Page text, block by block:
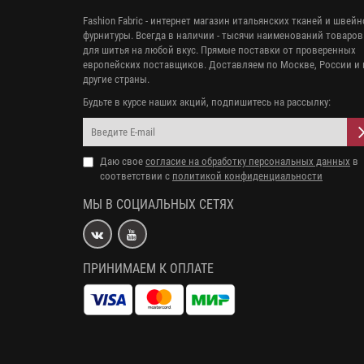
Fashion Fabric - интернет магазин итальянских тканей и
фурнитуры. Всегда в наличии - тысячи наименований товаров
для шитья на любой вкус. Прямые поставки от проверенных
европейских поставщиков. Доставляем по Москве, России и
другие страны.
Будьте в курсе наших акций, подпишитесь на рассылку:
Даю свое согласие на обработку персональных данных в
соответствии с политикой конфиденциальности
МЫ В СОЦИАЛЬНЫХ СЕТЯХ
ПРИНИМАЕМ К ОПЛАТЕ